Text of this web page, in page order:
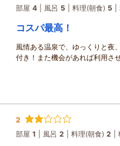
部屋 4 風呂 5 料理(朝食) 5
コスパ最高！
風情ある温泉で、ゆっくりと夜
付き！また機会があれば利用さ
2
部屋 1 風呂 2 料理(朝食) 2